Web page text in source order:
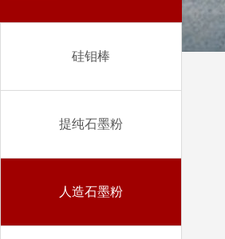
硅钼棒
提纯石墨粉
人造石墨粉